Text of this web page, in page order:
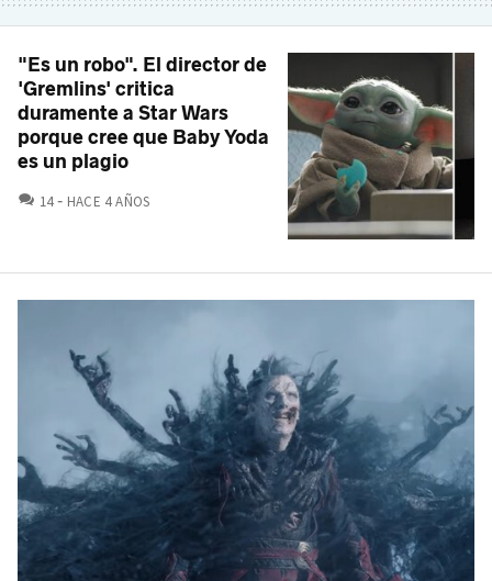
"Es un robo". El director de
'Gremlins' critica
duramente a Star Wars
porque cree que Baby Yoda
es un plagio
14 COMENTARIOS
HACE 4 AÑOS